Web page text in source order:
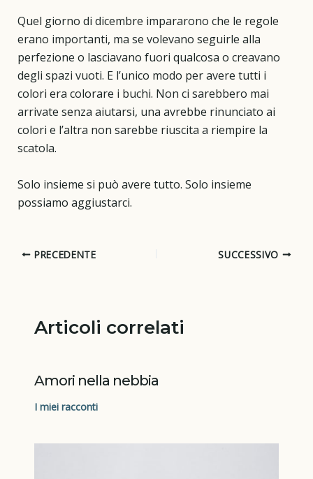
Quel giorno di dicembre impararono che le regole
erano importanti, ma se volevano seguirle alla
perfezione o lasciavano fuori qualcosa o creavano
degli spazi vuoti. E l’unico modo per avere tutti i
colori era colorare i buchi. Non ci sarebbero mai
arrivate senza aiutarsi, una avrebbe rinunciato ai
colori e l’altra non sarebbe riuscita a riempire la
scatola.
Solo insieme si può avere tutto. Solo insieme
possiamo aggiustarci.
PRECEDENTE SUCCESSIVO
Articoli correlati
Amori nella nebbia
I miei racconti